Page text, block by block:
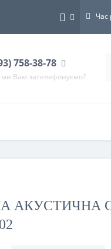
Час
758-38-78
ми Вам зателефонуємо?
АКУСТИЧНА